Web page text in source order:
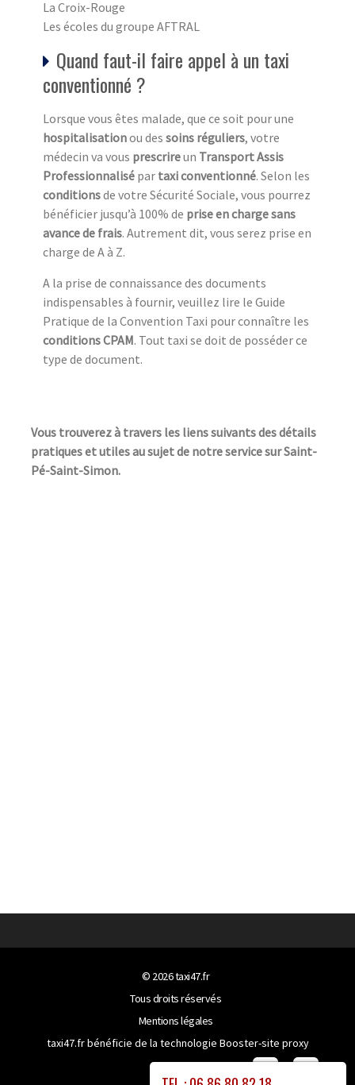
La Croix-Rouge
Les écoles du groupe AFTRAL
Quand faut-il faire appel à un taxi
conventionné ?
Lorsque vous êtes malade, que ce soit pour une
hospitalisationou des soins réguliers, votre
médecin va vous prescrireun Transport Assis
Professionnalisé par taxi conventionné. Selon les
conditionsde votre Sécurité Sociale, vous pourrez
bénéficier jusqu’à 100% de prise en charge sans
avance de frais. Autrement dit, vous serez prise en
charge de A à Z.
A la prise de connaissance des documents
indispensables à fournir, veuillez lire le Guide
Pratique de la Convention Taxi pour connaître les
conditions CPAM. Tout taxi se doit de posséder ce
type de document.
Vous trouverez à travers les liens suivants des détails
pratiques et utiles au sujet de notre service sur Saint-
Pé-Saint-Simon.
© 2026taxi47.fr
Tous droits réservés
Mentions légales
taxi47.fr bénéficie de la technologie Booster-site proxy